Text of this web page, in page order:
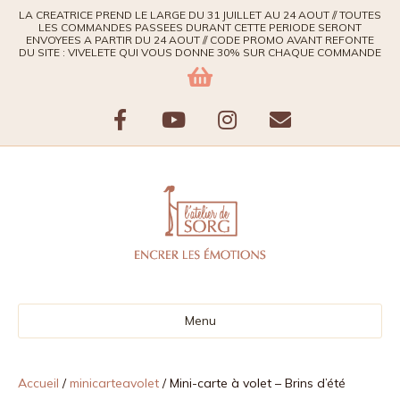
LA CREATRICE PREND LE LARGE DU 31 JUILLET AU 24 AOUT // TOUTES
LES COMMANDES PASSEES DURANT CETTE PERIODE SERONT
ENVOYEES A PARTIR DU 24 AOUT // CODE PROMO AVANT REFONTE
DU SITE : VIVELETE QUI VOUS DONNE 30% SUR CHAQUE COMMANDE
F
o
o
Y
u
t
b
e
I
s
t
g
r
E
Menu
Accueil /minicarteavolet / Mini-carte à volet – Brins d’été